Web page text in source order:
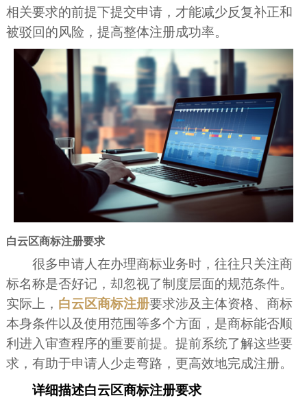
相关要求的前提下提交申请，才能减少反复补正和
被驳回的风险，提高整体注册成功率。
白云区商标注册要求
很多申请人在办理商标业务时，往往只关注商
标名称是否好记，却忽视了制度层面的规范条件。
实际上， 白云区商标注册要求涉及主体资格、商标
本身条件以及使用范围等多个方面，是商标能否顺
利进入审查程序的重要前提。提前系统了解这些要
求，有助于申请人少走弯路，更高效地完成注册。
详细描述白云区商标注册要求